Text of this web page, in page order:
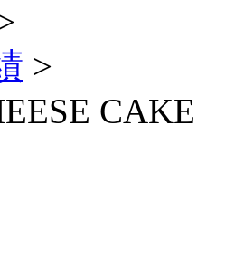
>
CAKE